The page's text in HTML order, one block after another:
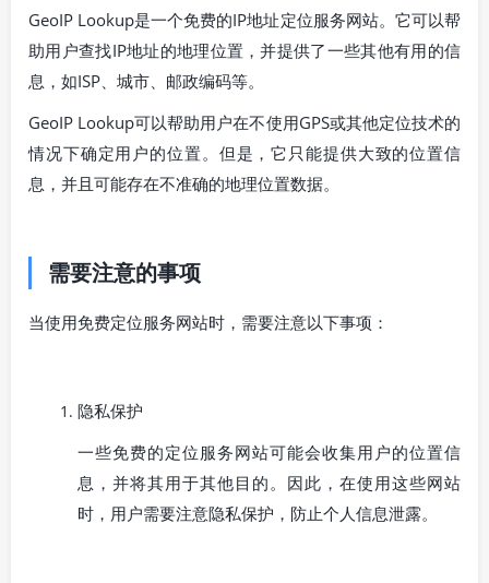
GeoIP Lookup是一个免费的IP地址定位服务网站。它可以帮
助用户查找IP地址的地理位置，并提供了一些其他有用的信
息，如ISP、城市、邮政编码等。
GeoIP Lookup可以帮助用户在不使用GPS或其他定位技术的
情况下确定用户的位置。但是，它只能提供大致的位置信
息，并且可能存在不准确的地理位置数据。
需要注意的事项
当使用免费定位服务网站时，需要注意以下事项：
隐私保护
一些免费的定位服务网站可能会收集用户的位置信
息，并将其用于其他目的。因此，在使用这些网站
时，用户需要注意隐私保护，防止个人信息泄露。